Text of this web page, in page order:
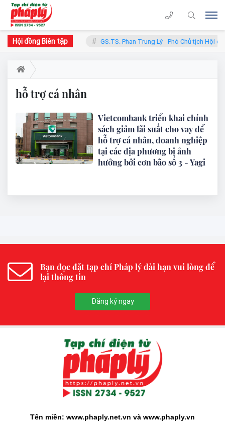
Hội đồng Biên tập
- Chủ tịch Hội đồng GS.TS. Phan Trung Lý - Phó Chủ tịch Hội
hỗ trợ cá nhân
Vietcombank triển khai chính
sách giảm lãi suất cho vay để
hỗ trợ cá nhân, doanh nghiệp
tại các địa phương bị ảnh
hưởng bởi cơn bão số 3 - Yagi
Bạn đọc đặt tạp chí Pháp lý dài hạn vui lòng để
lại thông tin
Đăng ký ngay
Tên miền: www.phaply.net.vn và www.phaply.vn